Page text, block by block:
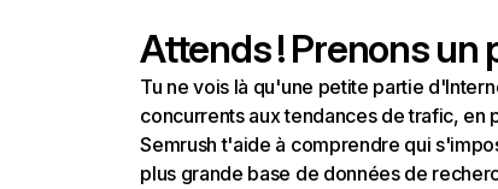
Attends ! Prenons un
Tu ne vois là qu'une petite partie
concurrents aux tendances de trafic, en
Semrush t'aide à comprendre qui
plus grande base de données de